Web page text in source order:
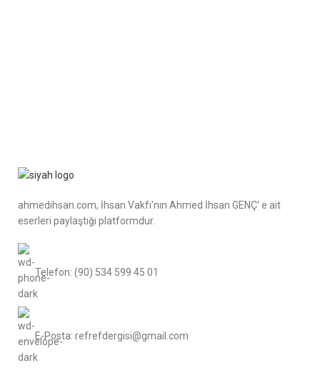
ahmedihsan.com, İhsan Vakfı'nın Ahmed İhsan GENÇ' e ait
eserleri paylaştığı platformdur.
Telefon: (90) 534 599 45 01
E-Posta: refrefdergisi@gmail.com